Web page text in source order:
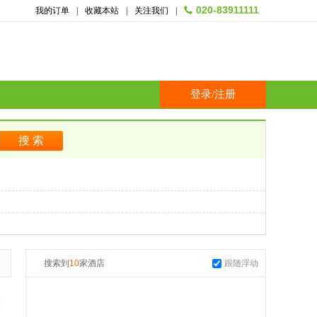
我的订单 收藏本站 关注我们 020-83911111
登录/注册
搜索到 10家酒店 跟随浮动